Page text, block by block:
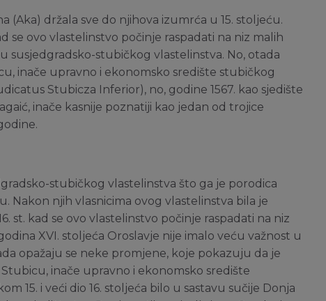
(Aka) držala sve do njihova izumrća u 15. stoljeću.
se ovo vlastelinstvo počinje raspadati na niz malih
susjedgradsko-stubičkog vlastelinstva. No, otada
inače upravno i ekonomsko središte stubičkog
Stubicza Inferior), no, godine 1567. kao sjedište
inače kasnije poznatiji kao jedan od trojice
stubičkog vlastelinstva što ga je porodica
Nakon njih vlasnicima ovog vlastelinstva bila je
st. kad se ovo vlastelinstvo počinje raspadati na niz
XVI. stoljeća Oroslavje nije imalo veću važnost u
opažaju se neke promjene, koje pokazuju da je
inače upravno i ekonomsko središte
15. i veći dio 16. stoljeća bilo u sastavu sučije Donja